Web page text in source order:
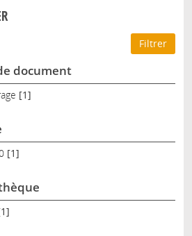
document
[1]
[1]